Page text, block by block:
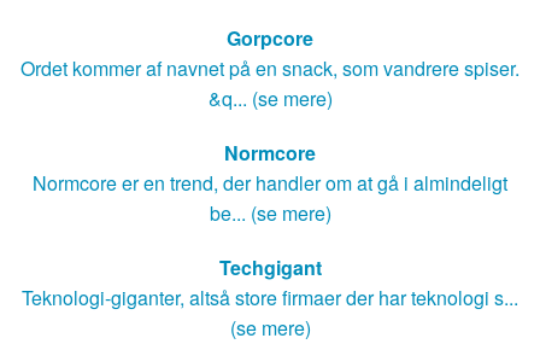
Gorpcore
Ordet kommer af navnet på en snack, som vandrere spiser.
&q... (se mere)
Normcore
Normcore er en trend, der handler om at gå i almindeligt
be... (se mere)
Techgigant
Teknologi-giganter, altså store firmaer der har teknologi s...
(se mere)